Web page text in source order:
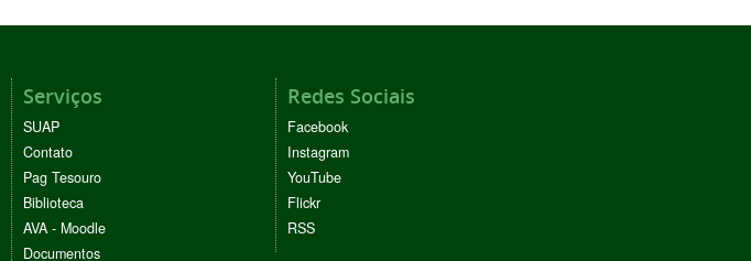
Serviços
SUAP
Contato
Pag Tesouro
Biblioteca
AVA - Moodle
Documentos
Redes Sociais
Facebook
Instagram
YouTube
Flickr
RSS